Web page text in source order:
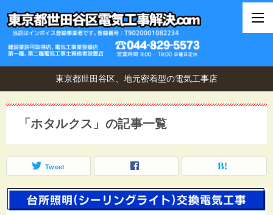
東京都世田谷区、地元密着型の電気工事店
「ホタルクス」の記事一覧
Tweet